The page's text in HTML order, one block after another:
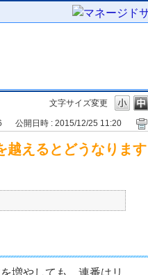
文字サイズ変更
公開日時 : 2015/12/25 11:20
越えるとどうなります
増やしても、連番はリ